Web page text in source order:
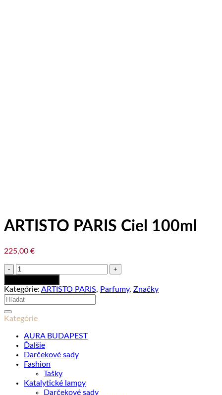
ARTISTO PARIS Ciel 100ml
225,00 €
množstvo
ARTISTO
PARIS
Ciel
100ml
Kategórie: ARTISTO PARIS, Parfumy, Značky
Hľadať:
Kategórie
AURA BUDAPEST
Ďalšie
Darčekové sady
Fashion
Tašky
Katalytické lampy
Darčekové sady